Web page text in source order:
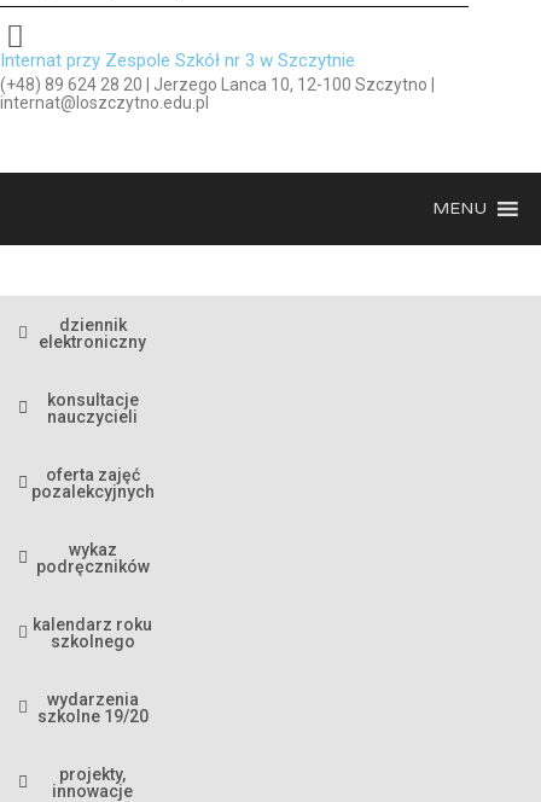
Internat przy Zespole Szkół nr 3 w Szczytnie
(+48) 89 624 28 20 | Jerzego Lanca 10, 12-100 Szczytno |
internat@loszczytno.edu.pl
MENU
dziennik
elektroniczny
konsultacje
nauczycieli
oferta zajęć
pozalekcyjnych
wykaz
podręczników
kalendarz roku
szkolnego
wydarzenia
szkolne 19/20
projekty,
innowacje